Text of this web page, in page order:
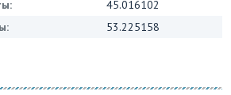
45.016102
53.225158